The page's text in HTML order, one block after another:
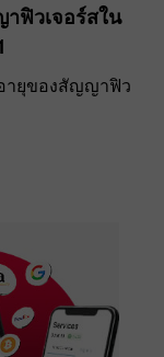
ฟิวเจอร์สใน
ายุของสัญญาฟิว